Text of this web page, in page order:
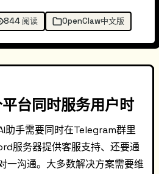
844 阅读 OpenClaw中文版
台同时服务用户时
助手需要同时在Telegram群里
服务器提供客服支持、还要通
一沟通。大多数解决方案需要维